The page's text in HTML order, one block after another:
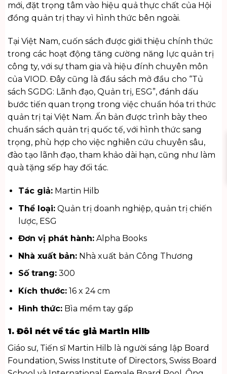
mới, đặt trọng tâm vào hiệu quả thực chất của Hội
đồng quản trị thay vì hình thức bên ngoài.
Tại Việt Nam, cuốn sách được giới thiệu chính thức
trong các hoạt động tăng cường năng lực quản trị
công ty, với sự tham gia và hiệu đính chuyên môn
của VIOD. Đây cũng là đầu sách mở đầu cho “Tủ
sách SGDG: Lãnh đạo, Quản trị, ESG”, đánh dấu
bước tiến quan trọng trong việc chuẩn hóa tri thức
quản trị tại Việt Nam. Ấn bản được trình bày theo
chuẩn sách quản trị quốc tế, với hình thức sang
trọng, phù hợp cho việc nghiên cứu chuyên sâu,
đào tạo lãnh đạo, tham khảo dài hạn, cũng như làm
quà tặng sếp hay đối tác.
Tác giả:Martin Hilb
Thể loại:Quản trị doanh nghiệp, quản trị chiến
lược, ESG
Đơn vị phát hành:Alpha Books
Nhà xuất bản:Nhà xuất bản Công Thương
Số trang:300
Kích thước:16 x 24 cm
Hình thức:Bìa mềm tay gấp
1. Đôi nét về tác giả Martin Hilb
Giáo sư, Tiến sĩ Martin Hilb là người sáng lập Board
Foundation, Swiss Institute of Directors, Swiss Board